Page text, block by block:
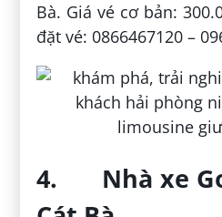
Bà. Giá vé cơ bản:
đặt vé: 0866467120 –
4. Nhà xe